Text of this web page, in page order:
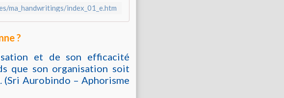
ma_handwritings/index_01_e.htm
?
et de son efficacité
que son organisation soit
Aurobindo – Aphorisme